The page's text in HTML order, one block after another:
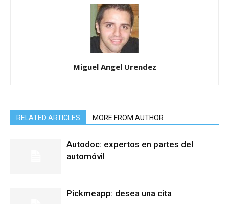
Miguel Angel Urendez
RELATED ARTICLES MORE FROM AUTHOR
Autodoc: expertos en partes del
automóvil
Pickmeapp: desea una cita